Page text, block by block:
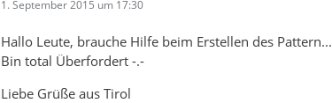
1. September 2015 um 17:30
Hallo Leute, brauche Hilfe beim Erstellen des Pattern...
Bin total Überfordert -.-
Liebe Grüße aus Tirol